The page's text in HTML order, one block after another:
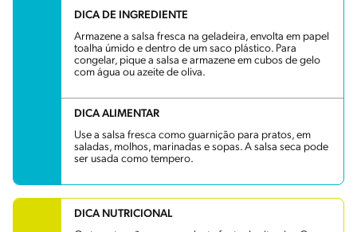
DICA DE INGREDIENTE
Armazene a salsa fresca na geladeira, envolta em papel
toalha úmido e dentro de um saco plástico. Para
congelar, pique a salsa e armazene em cubos de gelo
com água ou azeite de oliva.
DICA ALIMENTAR
Use a salsa fresca como guarnição para pratos, em
saladas, molhos, marinadas e sopas. A salsa seca pode
ser usada como tempero.
DICA NUTRICIONAL